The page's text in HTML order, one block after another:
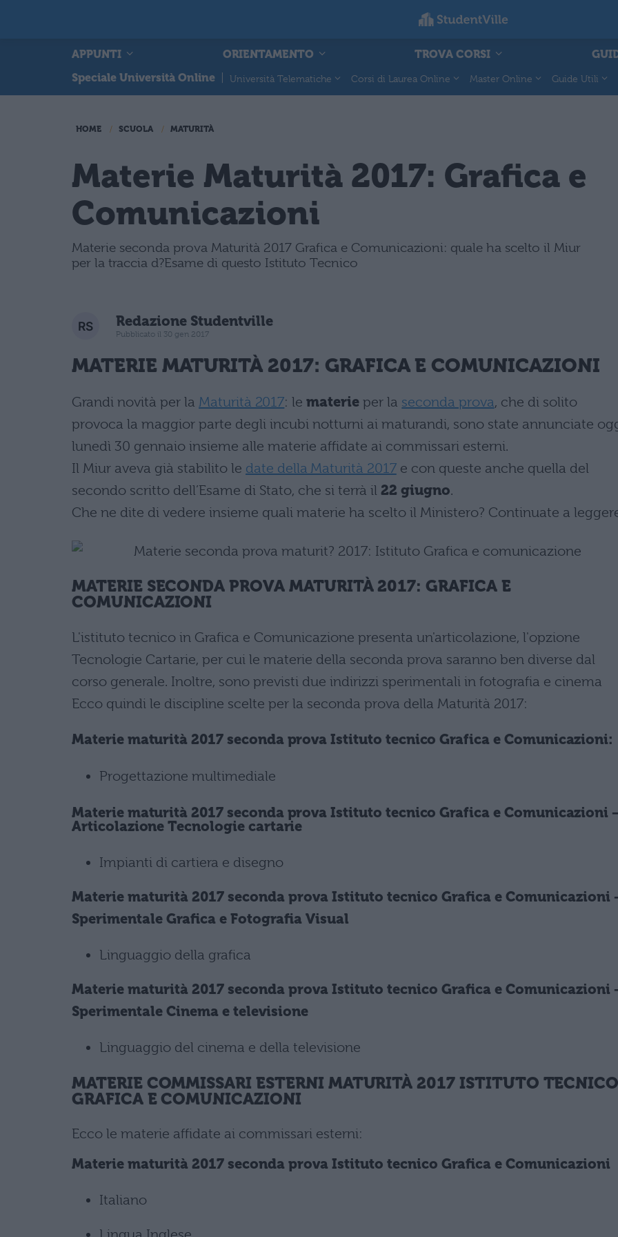
APPUNTI ORIENTAMENTO TROVA CORSI
Speciale Università Online
Università Telematiche Corsi di Laurea Online Master Online Guide Utili
HOME SCUOLA MATURITÀ
Materie Maturità 2017: Grafica e
Comunicazioni
Materie seconda prova Maturità 2017 Grafica e Comunicazioni: quale ha scelto il Miur
per la traccia d?Esame di questo Istituto Tecnico
Redazione Studentville
Pubblicato il 30 gen 2017
MATERIE MATURITÀ 2017: GRAFICA E COMUNICAZIONI
Grandi novità per la Maturità 2017: lematerieper la seconda prova, che di solito
provoca la maggior parte degli incubi notturni ai maturandi, sono state annunciate
lunedì 30 gennaio insieme alle materie affidate ai commissari esterni.
Il Miur aveva già stabilito le date della Maturità 2017e con queste anche quella del
secondo scritto dell’Esame di Stato, che si terrà il 22 giugno.
Che ne dite di vedere insieme quali materie ha scelto il Ministero? Continuate a
MATERIE SECONDA PROVA MATURITÀ 2017: GRAFICA E
COMUNICAZIONI
L'istituto tecnico in Grafica e Comunicazione presenta un'articolazione, l'opzione
Tecnologie Cartarie, per cui le materie della seconda prova saranno ben diverse dal
corso generale. Inoltre, sono previsti due indirizzi sperimentali in fotografia e cinema
Ecco quindi le discipline scelte per la seconda prova della Maturità 2017:
Materie maturità 2017 seconda prova Istituto tecnico Grafica e Comunicazioni:
Progettazione multimediale
Materie maturità 2017 seconda prova Istituto tecnico Grafica e Comunicazioni
Articolazione Tecnologie cartarie
Impianti di cartiera e disegno
Materie maturità 2017 seconda prova Istituto tecnico Grafica e Comunicazioni
Sperimentale Grafica e Fotografia Visual
Linguaggio della grafica
Materie maturità 2017 seconda prova Istituto tecnico Grafica e Comunicazioni
Sperimentale Cinema e televisione
Linguaggio del cinema e della televisione
MATERIE COMMISSARI ESTERNI MATURITÀ 2017 ISTITUTO
GRAFICA E COMUNICAZIONI
Ecco le materie affidate ai commissari esterni:
Materie maturità 2017 seconda prova Istituto tecnico Grafica e Comunicazioni
Italiano